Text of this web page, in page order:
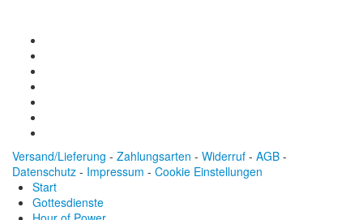
Versand/Lieferung - Zahlungsarten - Widerruf - AGB -
Datenschutz - Impressum - Cookie Einstellungen
Start
Gottesdienste